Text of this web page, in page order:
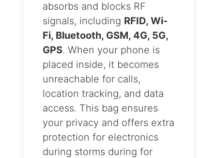
absorbs and blocks RF
signals, including RFID, Wi-
Fi, Bluetooth, GSM, 4G, 5G,
GPS. When your phone is
placed inside, it becomes
unreachable for calls,
location tracking, and data
access. This bag ensures
your privacy and offers extra
protection for electronics
during storms during for